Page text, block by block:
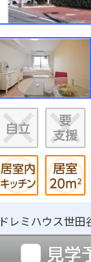
ドレミハウス世田